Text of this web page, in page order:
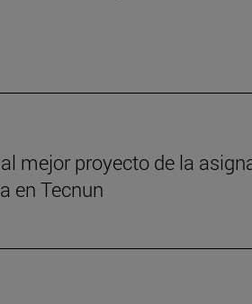
mejor proyecto de la
en Tecnun